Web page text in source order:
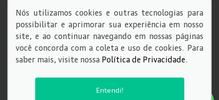
Sistema de informações de Créditos (SCR)
Código de Conduta
Política de privacidade
Nós utilizamos cookies e outras tecnologias para
possibilitar e aprimorar sua experiência em nosso
site, e ao continuar navegando em nossas páginas
você concorda com a coleta e uso de cookies. Para
saber mais, visite nossa Política de Privacidade.
Entendi!